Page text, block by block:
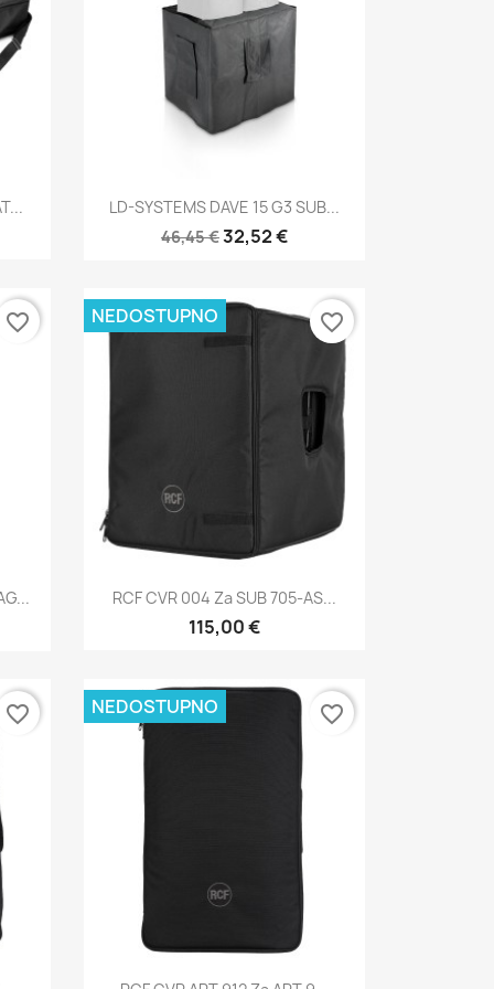
Brzi pregled
LD-SYSTEMS DAVE 15 G3 SUB...
46,45 €32,52 €
favorite_border
Brzi pregled
RCF CVR 004 Za SUB 705-AS...
115,00 €
NEDOSTUPNO favorite_border
favorite_border
Brzi pregled
NEDOSTUPNO favorite_border